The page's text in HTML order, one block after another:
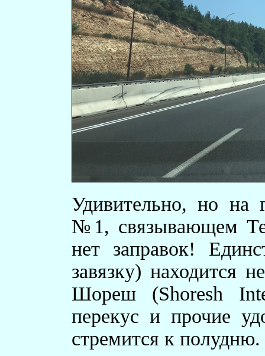
Удивительно, но на
№1, связывающем
нет заправок!
завязку) находится
Шореш (Shoresh
перекус и прочие
стремится к полудню.